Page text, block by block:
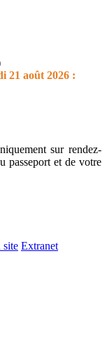
21 août 2026 :
sur rendez-
passeport et de votre
site Extranet